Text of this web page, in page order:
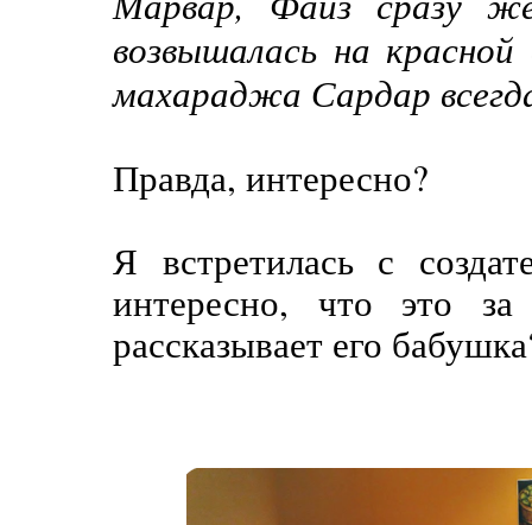
возвышалась на
махараджа Сардар
Правда, интересно?
Я встретилась с
интересно, что это
рассказывает его